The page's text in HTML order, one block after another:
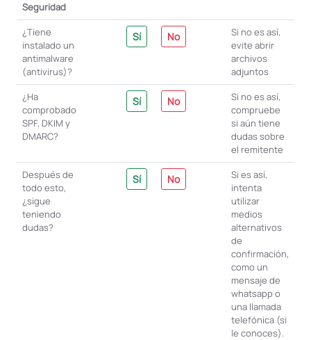
Seguridad
¿Tiene
instalado un
antimalware
(antivirus)?
Sí No
Si no es así,
evite abrir
archivos
adjuntos
¿Ha
comprobado
SPF, DKIM y
DMARC?
Sí No
Si no es así,
compruebe
si aún tiene
dudas sobre
el remitente
Después de
todo esto,
¿sigue
teniendo
dudas?
Sí No
Si es así,
intenta
utilizar
medios
alternativos
de
confirmación,
como un
mensaje de
whatsapp o
una llamada
telefónica (si
le conoces).